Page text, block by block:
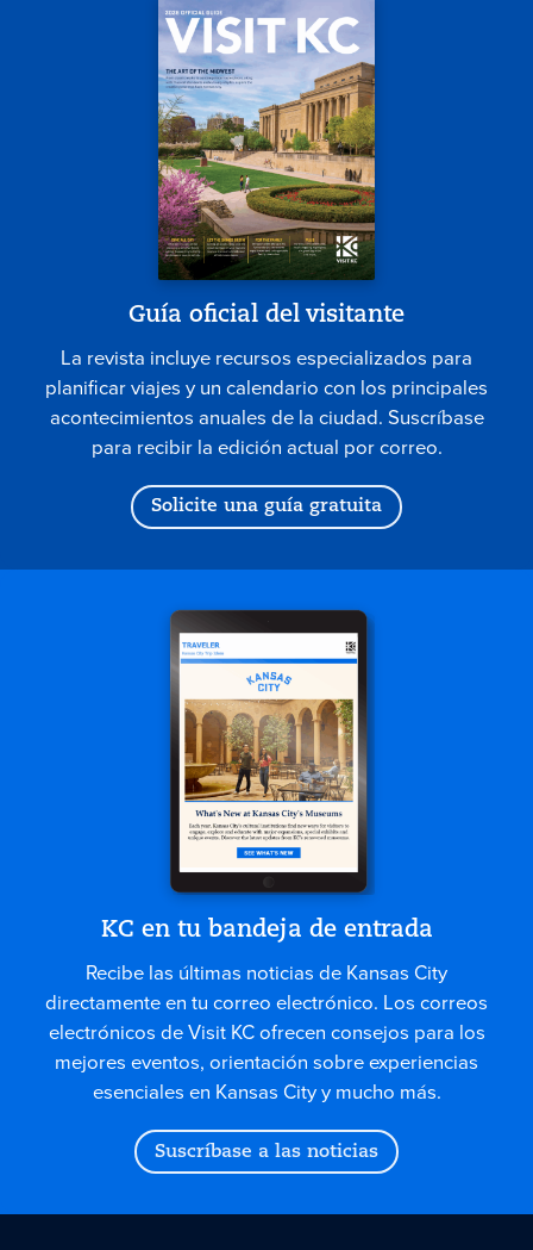
Guía oficial del visitante
La revista incluye recursos especializados para
planificar viajes y un calendario con los principales
acontecimientos anuales de la ciudad. Suscríbase
para recibir la edición actual por correo.
Solicite una guía gratuita
KC en tu bandeja de entrada
Recibe las últimas noticias de Kansas City
directamente en tu correo electrónico. Los correos
electrónicos de Visit KC ofrecen consejos para los
mejores eventos, orientación sobre experiencias
esenciales en Kansas City y mucho más.
Suscríbase a las noticias